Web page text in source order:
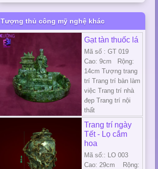
Tượng thủ công mỹ nghệ khác
Gạt tàn thuốc lá
Mã số : GT 019
Cao: 9cm Rộng:
14cm Tượng trang
trí Trang trí bàn làm
việc Trang trí nhà
đẹp Trang trí nội
thất
Trang trí ngày
Tết - Lọ cắm
hoa
Mã số:: LO 003
Cao: 29cm Rộng: